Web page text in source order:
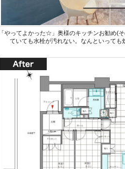
「やってよかった☆」奥様のキッチンお勧め(
ていても水栓が汚れない。なんといっても